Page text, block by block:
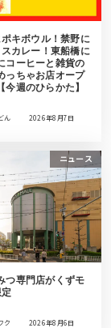
キボウル！禁野に
スカレー！東船橋に
コーヒーと雑貨の
っちゃお店オープ
今週のひらかた】
ん 2026年8月7日
ニュース
つ専門店がくずモ
ク 2026年8月6日